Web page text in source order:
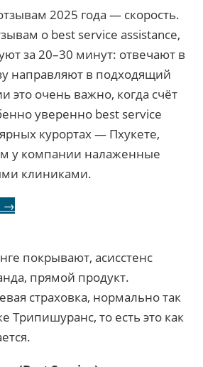
2025 года — скорость.
о best service assistance,
за 20–30 минут: отвечают в
направляют в подходящий
это очень важно, когда счёт
уверенно best service
курортах — Пхукете,
у компании налаженные
клиниками.
→
покрывают, асисстенс
прямой продукт.
страховка, нормально так
Трипишуранс, то есть это как